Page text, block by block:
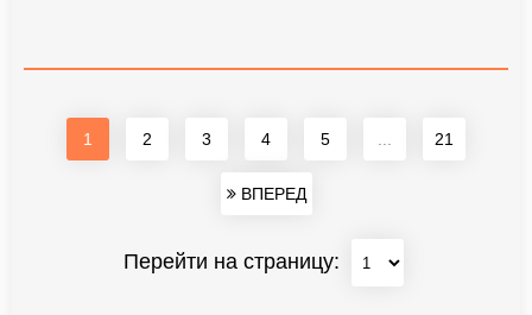
1 2 3 4 5 21
ВПЕРЕД
Перейти на страницу: